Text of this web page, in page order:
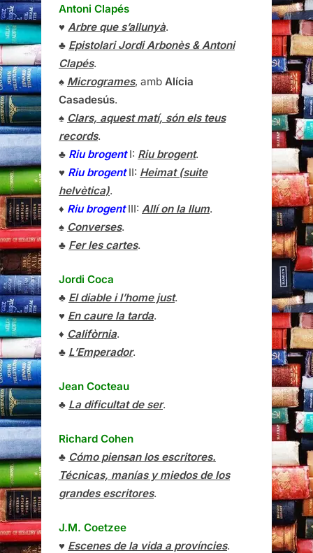
Antoni Clapés
♥ Arbre que s’allunyà.
♣ Epistolari Jordi Arbonès & Antoni
Clapés.
♠ Microgrames, amb Alícia
Casadesús.
♠ Clars, aquest matí, són els teus
records.
♣ Riu brogentI: Riu brogent.
♥ Riu brogentII: Heimat (suite
helvètica).
♦ Riu brogentIII: Allí on la llum.
♠ Converses.
♣ Fer les cartes.
Jordi Coca
♣ El diable i l’home just.
♥ En caure la tarda.
♦ Califòrnia.
♣ L’Emperador.
Jean Cocteau
♣ La dificultat de ser.
Richard Cohen
♣ Cómo piensan los escritores.
Técnicas, manías y miedos de los
grandes escritores.
J.M. Coetzee
♥ Escenes de la vida a províncies.